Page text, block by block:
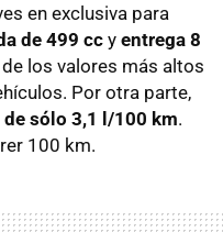
en exclusiva para
de 499 ccy entrega 8
los valores más altos
Por otra parte,
sólo 3,1 l/100 km.
100 km.